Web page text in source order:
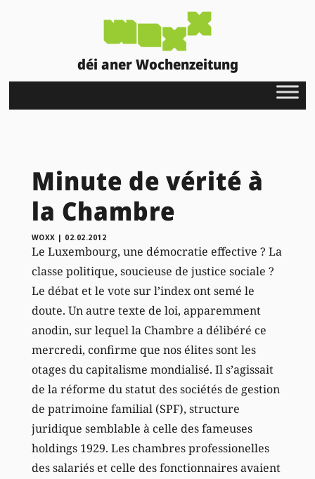
déi aner Wochenzeitung
Minute de vérité à
la Chambre
WOXX | 02.02.2012
Le Luxembourg, une démocratie effective ? La
classe politique, soucieuse de justice sociale ?
Le débat et le vote sur l’index ont semé le
doute. Un autre texte de loi, apparemment
anodin, sur lequel la Chambre a délibéré ce
mercredi, confirme que nos élites sont les
otages du capitalisme mondialisé. Il s’agissait
de la réforme du statut des sociétés de gestion
de patrimoine familial (SPF), structure
juridique semblable à celle des fameuses
holdings 1929. Les chambres professionelles
des salariés et celle des fonctionnaires avaient